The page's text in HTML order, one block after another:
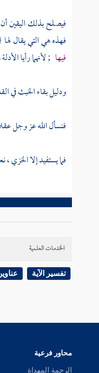
فيصلح بذلك اليقين
فهذه هي التي يقال
فيها ; لأنهما رأيا
ودليل بقاء الخبث في
فنسأل الله عز وجل
فما يستفيد إلا الخزي ،
الخدمات العلمية
تفسير الآية
محاور فرعية
الرحمة المهداة